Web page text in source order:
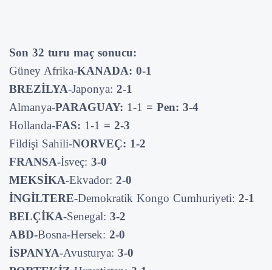
Son 32 turu maç sonucu:
Güney Afrika-KANADA: 0-1
BREZİLYA-Japonya: 2-1
Almanya-PARAGUAY: 1-1 = Pen: 3-4
Hollanda-FAS: 1-1 = 2-3
Fildişi Sahili-NORVEÇ: 1-2
FRANSA-İsveç: 3-0
MEKSİKA-Ekvador: 2-0
İNGİLTERE-Demokratik Kongo Cumhuriyeti: 2-1
BELÇİKA-Senegal: 3-2
ABD-Bosna-Hersek: 2-0
İSPANYA-Avusturya: 3-0